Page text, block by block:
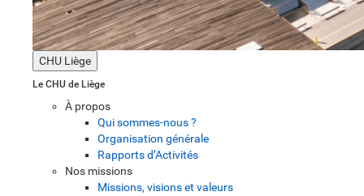
CHU Liège
Le CHU de Liège
À propos
Qui sommes-nous ?
Organisation générale
Rapports d’Activités
Nos missions
Missions, visions et valeurs